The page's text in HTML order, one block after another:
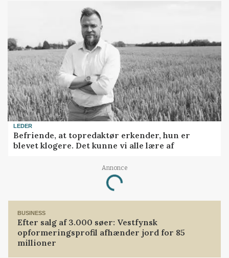
LEDER
Befriende, at topredaktør erkender, hun er
blevet klogere. Det kunne vi alle lære af
Annonce
Loading...
BUSINESS
Efter salg af 3.000 søer: Vestfynsk
opformeringsprofil afhænder jord for 85
millioner